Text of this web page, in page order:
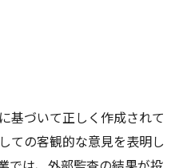
基づいて正しく作成されて
ての客観的な意見を表明し